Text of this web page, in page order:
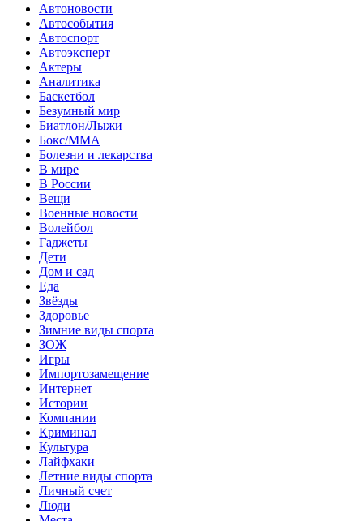
Автоновости
Автособытия
Автоспорт
Автоэксперт
Актеры
Аналитика
Баскетбол
Безумный мир
Биатлон/Лыжи
Бокс/MMA
Болезни и лекарства
В мире
В России
Вещи
Военные новости
Волейбол
Гаджеты
Дети
Дом и сад
Еда
Звёзды
Здоровье
Зимние виды спорта
ЗОЖ
Игры
Импортозамещение
Интернет
Истории
Компании
Криминал
Культура
Лайфхаки
Летние виды спорта
Личный счет
Люди